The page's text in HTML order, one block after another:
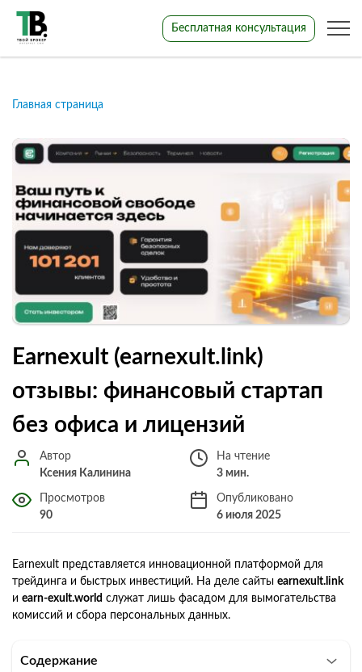
Бесплатная консультация
Главная страница
Earnexult (earnexult.link)
отзывы: финансовый стартап
без офиса и лицензий
Автор
Ксения Калинина
На чтение
3 мин.
Просмотров
90
Опубликовано
6 июля 2025
Earnexult представляется инновационной платформой для
трейдинга и быстрых инвестиций. На деле сайты earnexult.link
и earn-exult.world служат лишь фасадом для вымогательства
комиссий и сбора персональных данных.
Содержание